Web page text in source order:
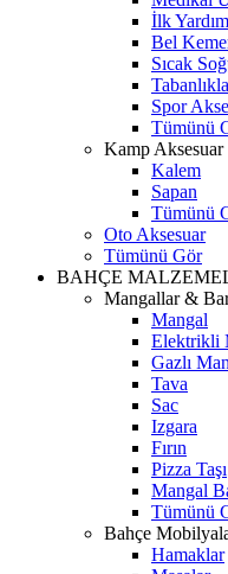
İlk
Bel
Sıcak
Spor
Tümünü
Kamp Aksesuar
Kalem
Sapan
Tümünü
Oto Aksesuar
Tümünü Gör
BAHÇE
Mangallar &
Mangal
Elektrikli
Gazlı
Tava
Sac
Izgara
Fırın
Pizza Taşı
Mangal
Tümünü
Bahçe
Hamaklar